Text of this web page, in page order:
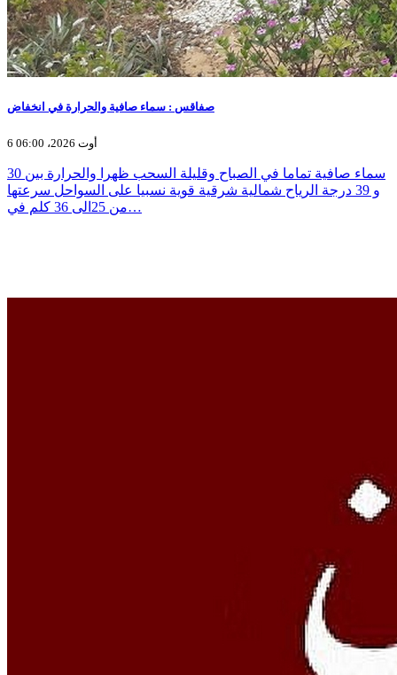
صفاقس : سماء صافية والحرارة في انخفاض
6 أوت 2026، 06:00
سماء صافية تماما في الصباح وقليلة السحب ظهرا والحرارة بين 30
و 39 درجة الرياح شمالية شرقية قوية نسبيا على السواحل سرعتها
من 25الى 36 كلم في…